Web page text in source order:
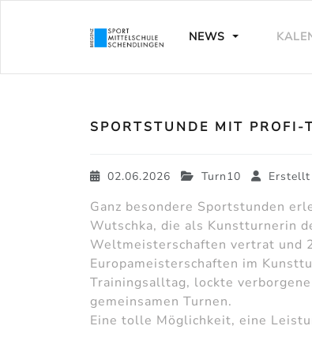
NEWS
SPORTSTUNDE MIT
02.06.2026 Turn10 Erstellt
Ganz besondere Sportstunden
Wutschka, die als Kunstturnerin
Weltmeisterschaften vertrat und
Europameisterschaften im
Trainingsalltag, lockte
gemeinsamen Turnen.
Eine tolle Möglichkeit, eine